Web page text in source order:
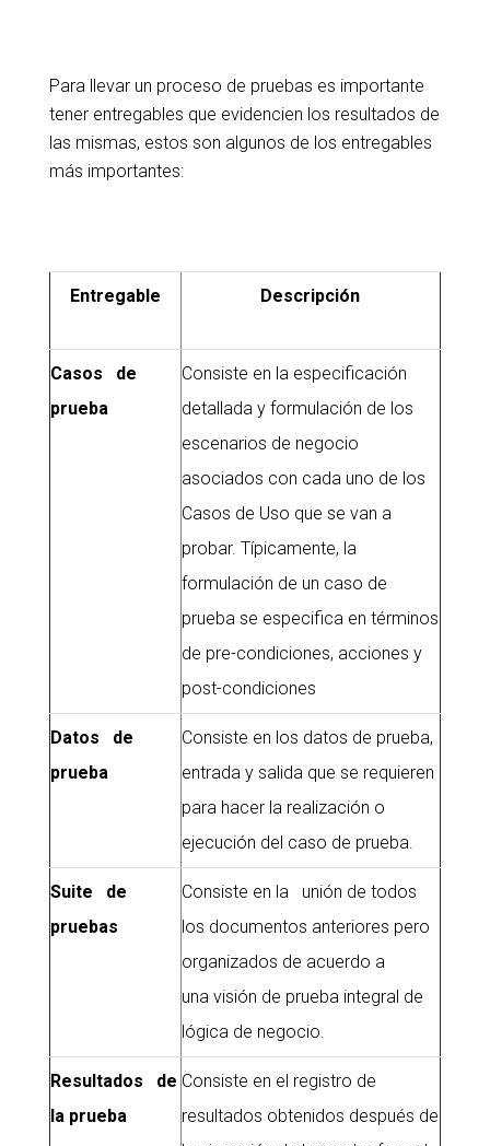
Para llevar un proceso de pruebas es importante
tener entregables que evidencien los resultados de
las mismas, estos son algunos de los entregables
más importantes:
Entregable Descripción
Casos de
prueba
Consiste en la especificación
detallada y formulación de los
escenarios de negocio
asociados con cada uno de los
Casos de Uso que se van a
probar. Típicamente, la
formulación de un caso de
prueba se especifica en términos
de pre-condiciones, acciones y
post-condiciones
Datos de
prueba
Consiste en los datos de prueba,
entrada y salida que se requieren
para hacer la realización o
ejecución del caso de prueba.
Suite de
pruebas
Consiste en la unión de todos
los documentos anteriores pero
organizados de acuerdo a
una visión de prueba integral de
lógica de negocio.
Resultados de
la prueba
Consiste en el registro de
resultados obtenidos después de